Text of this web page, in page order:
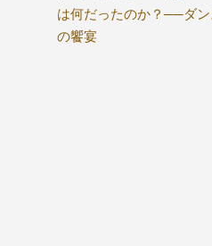
は何だったのか？──ダ
の饗宴